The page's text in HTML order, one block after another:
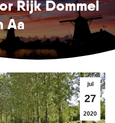
Rijk Dommel
Aa
jul
27
2020